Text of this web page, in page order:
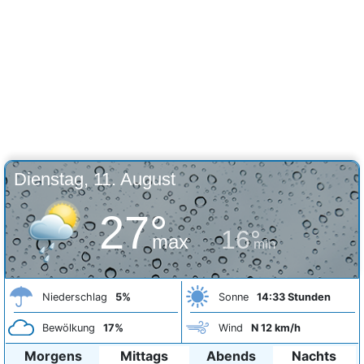
Dienstag, 11. August
27°
max 16°
min
Niederschlag 5%
Bewölkung 17%
Sonne 14:33 Stunden
Wind N 12 km/h
Morgens Mittags Abends Nachts